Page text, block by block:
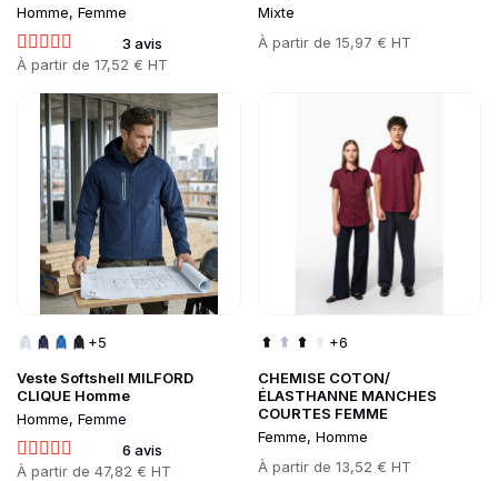
Homme, Femme
3 avis
Prix
À partir de 17,52 € HT
Mixte
Prix
À partir de 15,97 € HT
Veste Softshell MILFORD
CLIQUE Homme
Homme, Femme
6 avis
Prix
À partir de 47,82 € HT
+5
Go to product page
CHEMISE COTON/
ÉLASTHANNE MANCHES
COURTES FEMME
Femme, Homme
Prix
À partir de 13,52 € HT
+6